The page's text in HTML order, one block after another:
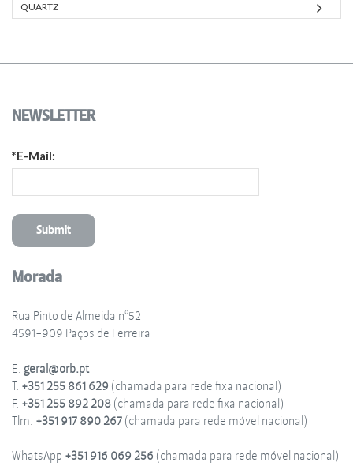
QUARTZ
NEWSLETTER
*E-Mail:
Morada
Rua Pinto de Almeida nº52
4591-909 Paços de Ferreira
E. geral@orb.pt
T. +351 255 861 629 (chamada para rede fixa nacional)
F. +351 255 892 208(chamada para rede fixa nacional)
Tlm. +351 917 890 267(chamada para rede móvel nacional)
WhatsApp +351 916 069 256 (chamada para rede móvel nacional)